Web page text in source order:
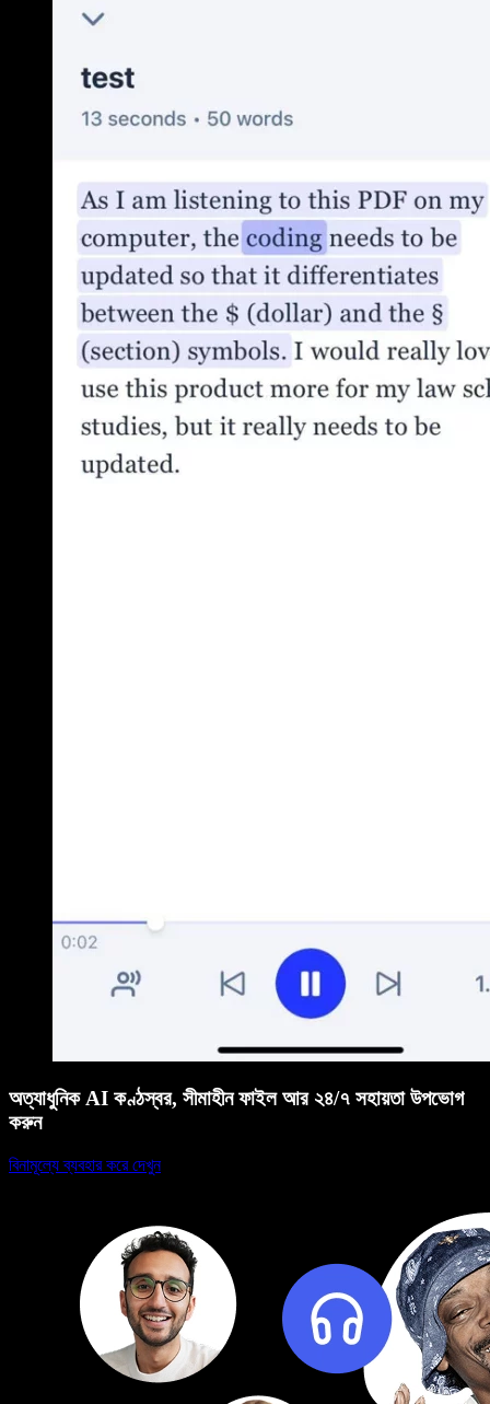
অত্যাধুনিক AI কণ্ঠস্বর, সীমাহীন ফাইল আর ২৪/৭ সহায়তা উপভোগ
করুন
বিনামূল্যে ব্যবহার করে দেখুন